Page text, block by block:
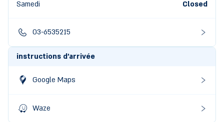
Samedi
Closed
03-6535215
instructions d'arrivée
Google Maps
Waze